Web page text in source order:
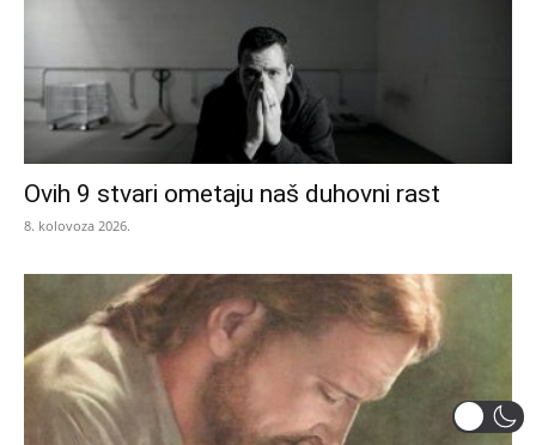
Ovih 9 stvari ometaju naš duhovni rast
8. kolovoza 2026.